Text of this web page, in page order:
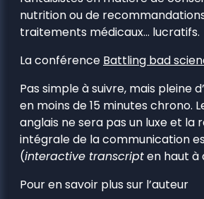
nutrition ou de
traitements médicaux… lucratifs.
La conférence Battling bad
Pas simple à suivre, mais pleine
en moins de 15 minutes chrono.
anglais ne sera pas un luxe et
intégrale de la communication
(interactive transcripten haut à
Pour en savoir plus sur l’auteur